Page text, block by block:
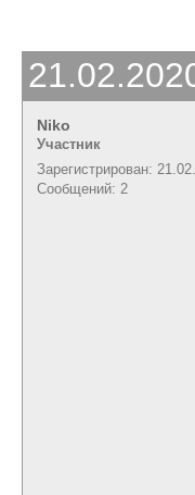
Niko
Участник
Зарегистрирован:
Сообщений: 2